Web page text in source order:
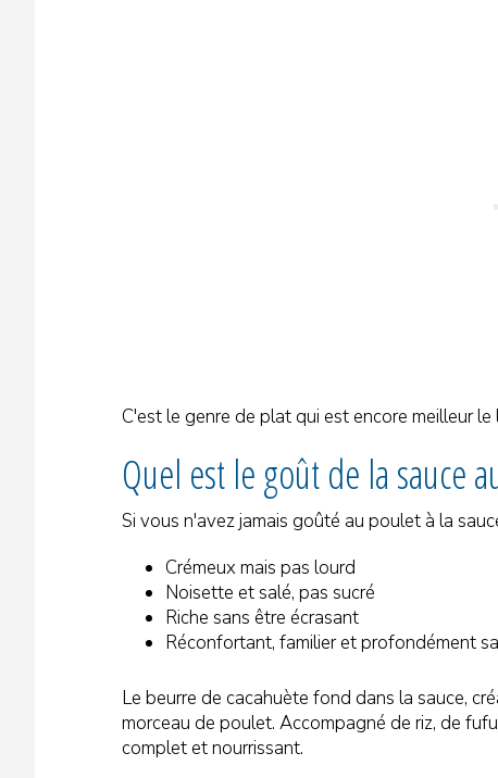
C'est le genre de plat qui est encore meilleur le
Quel est le goût de la sauce
Si vous n'avez jamais goûté au poulet à la
Crémeux mais pas lourd
Noisette et salé, pas sucré
Riche sans être écrasant
Réconfortant, familier et profondément
Le beurre de cacahuète fond dans la sauce,
morceau de poulet. Accompagné de riz, de
complet et nourrissant.